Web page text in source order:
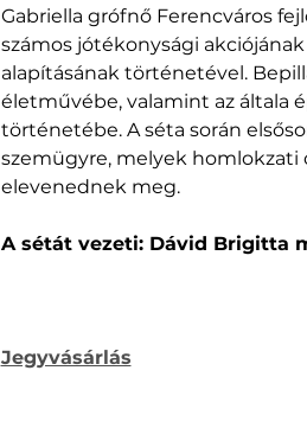
Gabriella grófnő Ferencváros
számos jótékonysági
alapításának történetével.
életművébe, valamint az általa
történetébe. A séta során
szemügyre, melyek homlokzati
elevenednek meg.
A sétát vezeti: Dávid Brigitta
Jegyvásárlás